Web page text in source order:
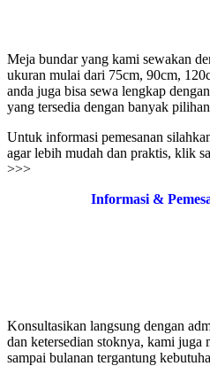
Meja bundar yang kami sewakan
ukuran mulai dari 75cm, 90cm,
anda juga bisa sewa lengkap
yang tersedia dengan banyak
Untuk informasi pemesanan
agar lebih mudah dan praktis, klik
>>>
Informasi &
Konsultasikan langsung dengan
dan ketersedian stoknya, kami juga
sampai bulanan tergantung